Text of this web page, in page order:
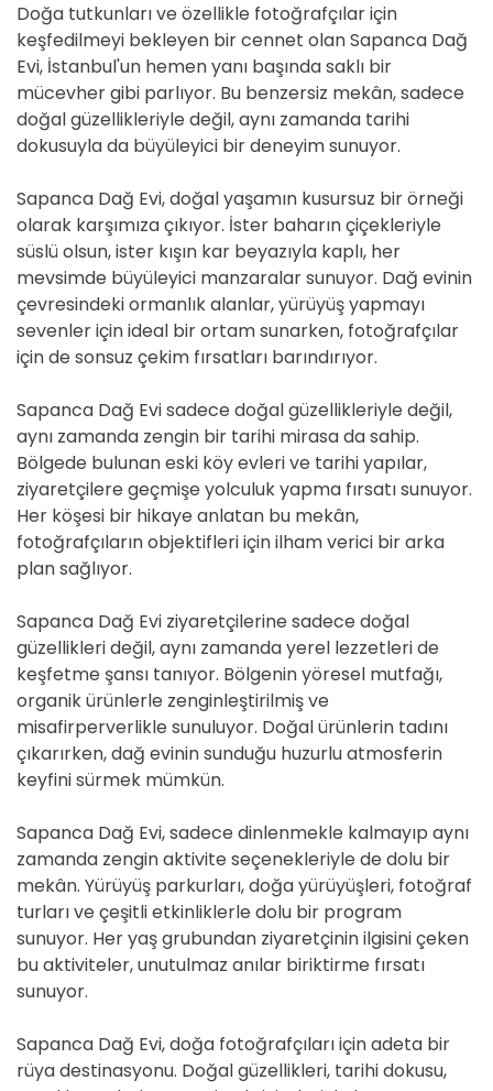
Doğa tutkunları ve özellikle fotoğrafçılar için
keşfedilmeyi bekleyen bir cennet olan Sapanca Dağ
Evi, İstanbul'un hemen yanı başında saklı bir
mücevher gibi parlıyor. Bu benzersiz mekân, sadece
doğal güzellikleriyle değil, aynı zamanda tarihi
dokusuyla da büyüleyici bir deneyim sunuyor.
Sapanca Dağ Evi, doğal yaşamın kusursuz bir örneği
olarak karşımıza çıkıyor. İster baharın çiçekleriyle
süslü olsun, ister kışın kar beyazıyla kaplı, her
mevsimde büyüleyici manzaralar sunuyor. Dağ evinin
çevresindeki ormanlık alanlar, yürüyüş yapmayı
sevenler için ideal bir ortam sunarken, fotoğrafçılar
için de sonsuz çekim fırsatları barındırıyor.
Sapanca Dağ Evi sadece doğal güzellikleriyle değil,
aynı zamanda zengin bir tarihi mirasa da sahip.
Bölgede bulunan eski köy evleri ve tarihi yapılar,
ziyaretçilere geçmişe yolculuk yapma fırsatı sunuyor.
Her köşesi bir hikaye anlatan bu mekân,
fotoğrafçıların objektifleri için ilham verici bir arka
plan sağlıyor.
Sapanca Dağ Evi ziyaretçilerine sadece doğal
güzellikleri değil, aynı zamanda yerel lezzetleri de
keşfetme şansı tanıyor. Bölgenin yöresel mutfağı,
organik ürünlerle zenginleştirilmiş ve
misafirperverlikle sunuluyor. Doğal ürünlerin tadını
çıkarırken, dağ evinin sunduğu huzurlu atmosferin
keyfini sürmek mümkün.
Sapanca Dağ Evi, sadece dinlenmekle kalmayıp aynı
zamanda zengin aktivite seçenekleriyle de dolu bir
mekân. Yürüyüş parkurları, doğa yürüyüşleri, fotoğraf
turları ve çeşitli etkinliklerle dolu bir program
sunuyor. Her yaş grubundan ziyaretçinin ilgisini çeken
bu aktiviteler, unutulmaz anılar biriktirme fırsatı
sunuyor.
Sapanca Dağ Evi, doğa fotoğrafçıları için adeta bir
rüya destinasyonu. Doğal güzellikleri, tarihi dokusu,